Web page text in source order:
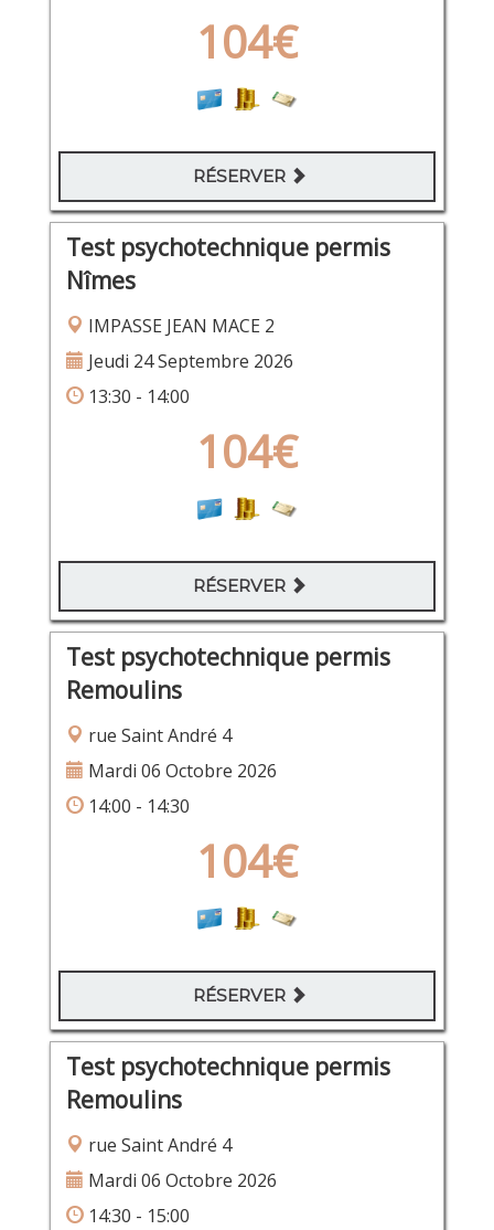
104€
RÉSERVER
Test psychotechnique permis
Nîmes
IMPASSE JEAN MACE 2
Jeudi 24 Septembre 2026
13:30 - 14:00
104€
RÉSERVER
Test psychotechnique permis
Remoulins
rue Saint André 4
Mardi 06 Octobre 2026
14:00 - 14:30
104€
RÉSERVER
Test psychotechnique permis
Remoulins
rue Saint André 4
Mardi 06 Octobre 2026
14:30 - 15:00